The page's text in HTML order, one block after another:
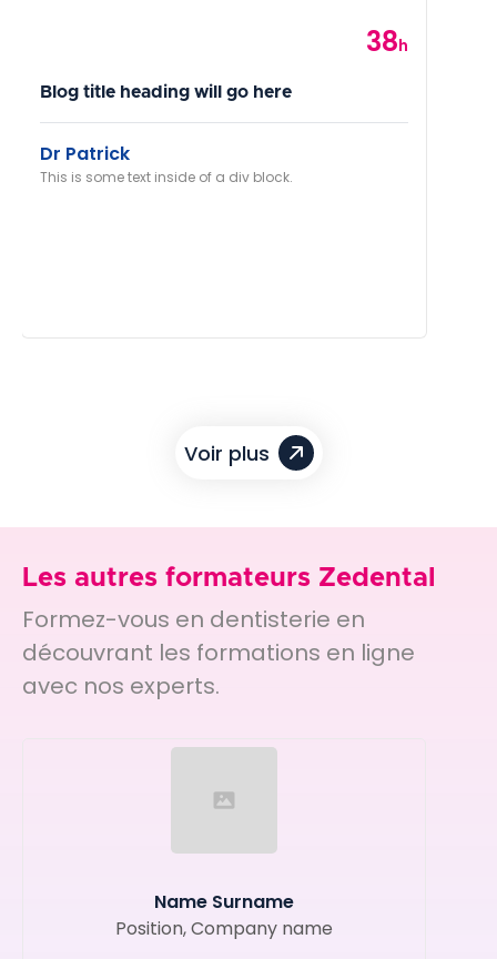
38h
Blog title heading will go here
Dr Patrick
This is some text inside of a div block.
Voir plus
Les autres formateurs Zedental
Formez-vous en dentisterie en
découvrant les formations en ligne
avec nos experts.
Name Surname
Position, Company name